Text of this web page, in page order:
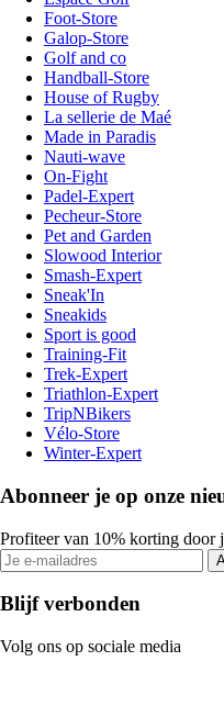
Foot-Store
Galop-Store
Golf and co
Handball-Store
House of Rugby
La sellerie de Maé
Made in Paradis
Nauti-wave
On-Fight
Padel-Expert
Pecheur-Store
Pet and Garden
Slowood Interior
Smash-Expert
Sneak'In
Sneakids
Sport is good
Training-Fit
Trek-Expert
Triathlon-Expert
TripNBikers
Vélo-Store
Winter-Expert
Abonneer je op onze
Profiteer van 10% korting door
Blijf verbonden
Volg ons op sociale media